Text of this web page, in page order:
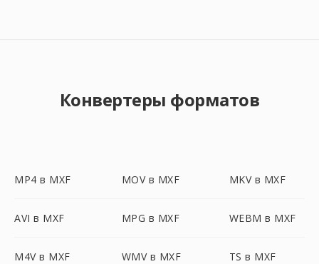
Конвертеры форматов
MP4 в MXF MOV в MXF MKV в MXF
AVI в MXF MPG в MXF WEBM в MXF
M4V в MXF WMV в MXF TS в MXF